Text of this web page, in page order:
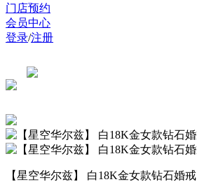
门店预约
会员中心
登录/注册
【星空华尔兹】 白18K金女款钻石婚戒